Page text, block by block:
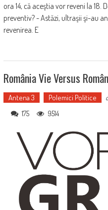
ora 14, că aceştia vor reveni la
preventiv? - Astăzi, ultraşii şi-au
revenirea. E
România Vie Versus
Antena 3 Polemici Politice
175 9514